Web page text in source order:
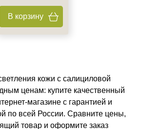
В корзину
кожи с салициловой
ценам: купите качественный
магазине с гарантией и
по всей России. Сравните цены,
товар и оформите заказ